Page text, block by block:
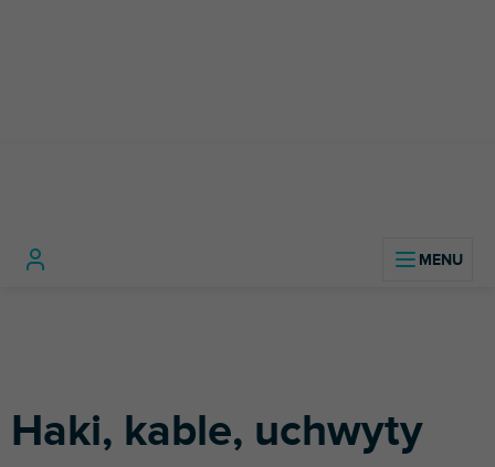
Haki, kable, uchwyty